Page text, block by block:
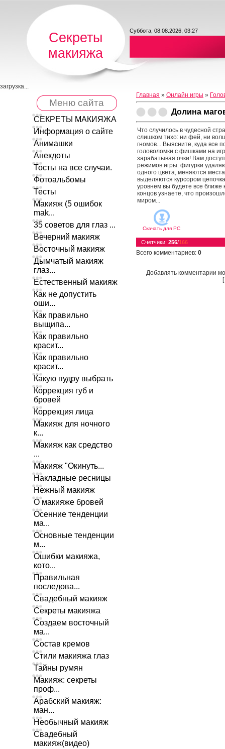
Секреты
макияжа
Суббота, 08.08.2026, 03:27
загрузка...
Меню сайта
СЕКРЕТЫ МАКИЯЖА
Информация о сайте
Анимашки
Анекдоты
Тосты на все случаи.
Фотоальбомы
Тесты
Макияж (5 ошибок
mak...
35 советов для глаз ...
Вечерний макияж
Восточный макияж
Дымчатый макияж
глаз...
Естественный макияж
Как не допустить
оши...
Как правильно
выщипа...
Как правильно
красит...
Как правильно
красит...
Какую пудру выбрать
Коррекция губ и
бровей
Коррекция лица
Макияж для ночного
к...
Макияж как средство
...
Макияж "Окинуть...
Накладные ресницы
Нежный макияж
О макияже бровей
Осенние тенденции
ма...
Основные тенденции
м...
Ошибки макияжа,
кото...
Правильная
последова...
Свадебный макияж
Секреты макияжа
Создаем восточный
ма...
Состав кремов
Стили макияжа глаз
Тайны румян
Макияж: секреты
проф...
Арабский макияж:
ман...
Необычный макияж
Свадебный
макияж(видео)
Главная » Онлайн игры »
Долина
Что случилось в чудесной
слишком тихо: ни фей, ни
гномов... Выясните, куда все
головоломки с фишками на
зарабатывая очки! Вам
режимов игры: фигурки
одного цвета, меняются
выделяются курсором
уровнем вы будете все ближе
концов узнаете, что
миром...
Скачать для PC
Счетчики: 256/166
Всего комментариев: 0
Добавлять комментарии
[